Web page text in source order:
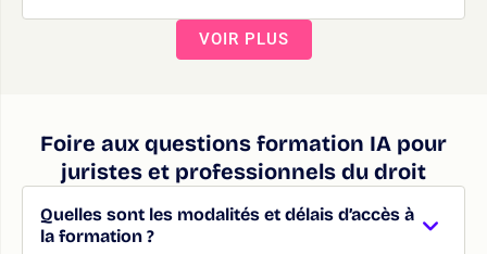
VOIR PLUS
Foire aux questions formation IA pour
juristes et professionnels du droit
Quelles sont les modalités et délais d’accès à
la formation ?